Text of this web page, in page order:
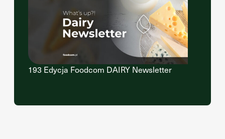
193 Edycja Foodcom DAIRY Newsletter